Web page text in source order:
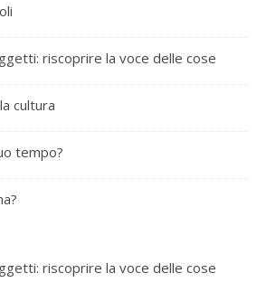
riscoprire la voce delle cose
cultura
tempo?
riscoprire la voce delle cose